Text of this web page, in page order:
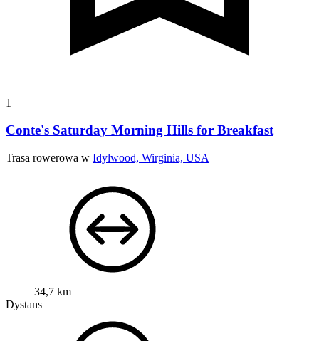
1
Conte's Saturday Morning Hills for Breakfast
Trasa rowerowa w Idylwood, Wirginia, USA
34,7 km
Dystans